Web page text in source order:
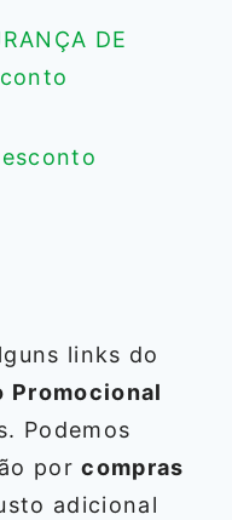
DE
links do
Promocional
Podemos
porcompras
adicional